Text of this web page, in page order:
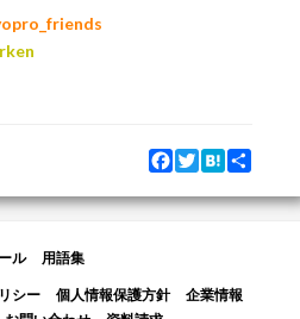
Facebook
Twitter
Hatena
ル 用語集
シー 個人情報保護方針
企業情報